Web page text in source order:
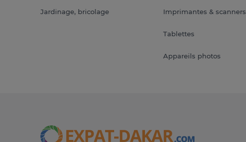
Jardinage, bricolage Imprimantes & scanners
Tablettes
Appareils photos